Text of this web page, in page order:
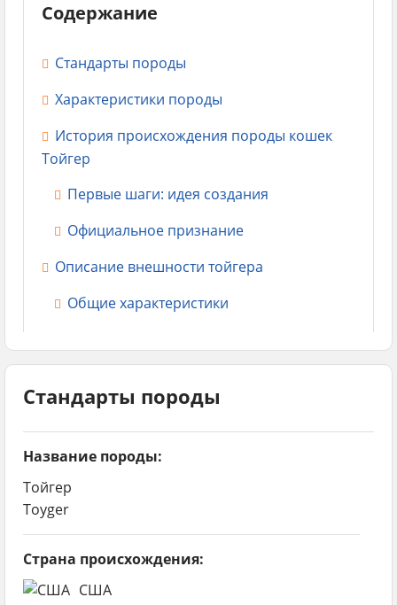
Содержание
Стандарты породы
Характеристики породы
История происхождения породы кошек
Тойгер
Первые шаги: идея создания
Официальное признание
Описание внешности тойгера
Общие характеристики
Характер и темперамент тойгера
Активность и игривость
Рекомендации по воспитанию
дрессировки
Стандарты породы
Название породы:
Тойгер
Toyger
Страна происхождения:
США